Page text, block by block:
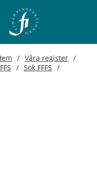
Våra register
Sök FFFS